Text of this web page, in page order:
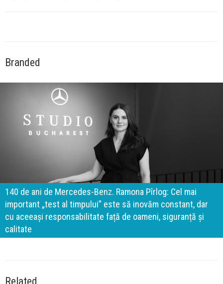
Branded
140 de ani de Mercedes-Benz. Ramona Pîrlog: Cel mai
important „test al timpului” este să inovăm constant, dar
cu aceeași responsabilitate față de oameni, siguranță și
calitate
Related